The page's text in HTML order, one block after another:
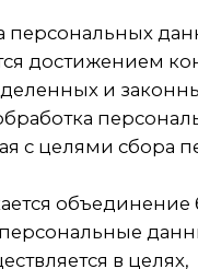
опубликованию или
в соответствии с
передачи и
персональных
данных, которые
обеспечивается
технических мер,
в полном
действующего